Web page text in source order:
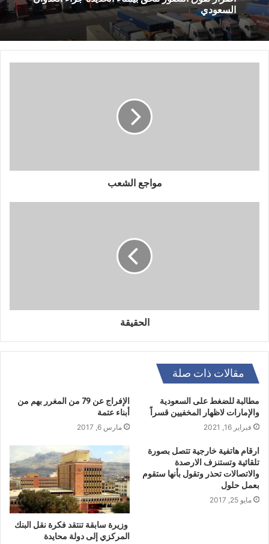
السعودي
مواجع الشعب
الحقيقة
مقالات ذات صلة
مطالبة للضغط على السعودية
والإمارات لاظهار المخفيين قسراً
فبراير 16, 2021
الإفراج عن 79 من المغرر بهم من
أبناء عتمة
مارس 6, 2017
ارقام هاتفية خارجية تتصل بصورة
تلقائية وتستنزف الارصدة
والاتصالات تحذر وتقول بأنها ستقوم
بعمل حلول
مايو 25, 2017
وزيرة سابقة تنتقد فكرة نقل البنك
المركزي إلى دولة محايدة